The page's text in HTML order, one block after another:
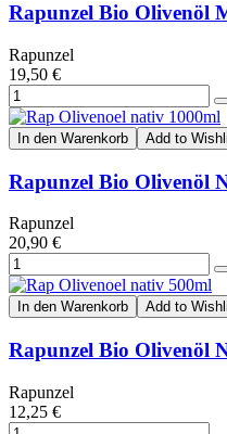
Rapunzel Bio Olivenöl
Rapunzel
19,50 €
In den Warenkorb Add to
Rapunzel Bio Olivenöl
Rapunzel
20,90 €
In den Warenkorb Add to
Rapunzel Bio Olivenöl
Rapunzel
12,25 €